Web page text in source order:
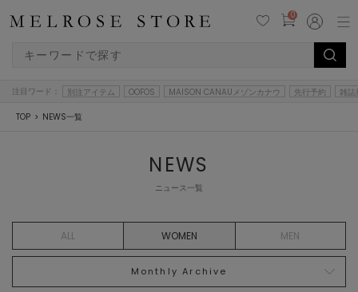
0
注目ワード： 別注アイテム OOFOS MAISON CANAUメゾンカナウ 先行予約 雑誌
TOP NEWS一覧
NEWS
ニュース一覧
ALL WOMEN MEN
Monthly Archive